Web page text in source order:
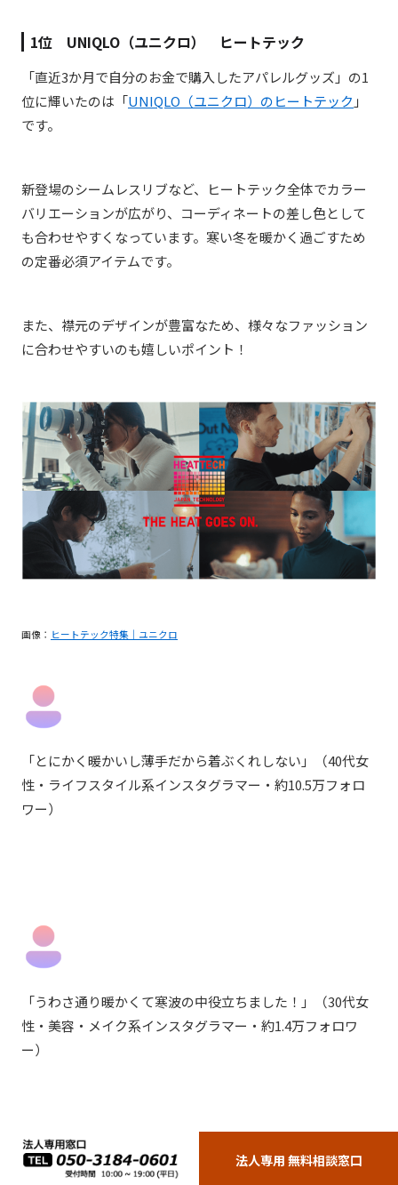
1位 UNIQLO（ユニクロ） ヒートテック
「直近3か月で自分のお金で購入したアパレルグッズ」の1
位に輝いたのは「UNIQLO（ユニクロ）のヒートテック 」
です。
新登場のシームレスリブなど、ヒートテック全体でカラー
バリエーションが広がり、コーディネートの差し色として
も合わせやすくなっています。寒い冬を暖かく過ごすため
の定番必須アイテムです。
また、襟元のデザインが豊富なため、様々なファッション
に合わせやすいのも嬉しいポイント！
画像： ヒートテック特集｜ユニクロ
「とにかく暖かいし薄手だから着ぶくれしない 」
（40代女
性・ライフスタイル系インスタグラマー・約10.5万フォロ
ワー）
「うわさ通り暖かくて寒波の中役立ちました！ 」
（30代女
性・美容・メイク系インスタグラマー・約1.4万フォロワ
ー）
2位SHEIN（シーイン） ニット
法人専用 無料相談窓口